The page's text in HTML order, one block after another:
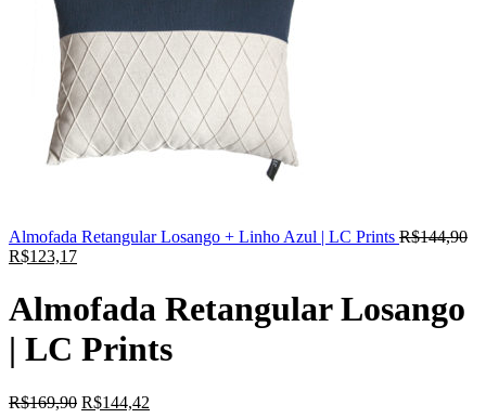
Almofada Retangular Losango + Linho Azul | LC Prints R$144,90
R$123,17
Almofada Retangular Losango
| LC Prints
R$169,90 R$144,42